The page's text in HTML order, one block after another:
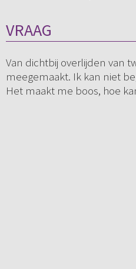
VRAAG
Van dichtbij overlijden van
meegemaakt. Ik kan niet
Het maakt me boos, hoe